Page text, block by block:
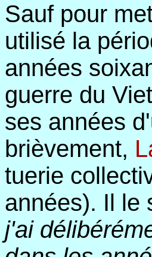
Sauf pour
utilisé la
années
guerre du
ses années
brièvement,
tuerie
années). Il le
j'ai